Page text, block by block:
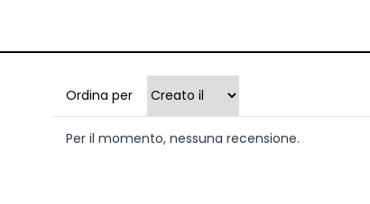
Ordina per
Per il momento, nessuna recensione.